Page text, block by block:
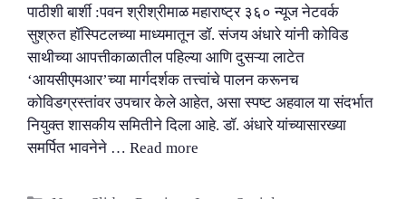
पाठीशी बार्शी :पवन श्रीश्रीमाळ महाराष्ट्र ३६० न्यूज नेटवर्क
सुश्रुत हॉस्पिटलच्या माध्यमातून डॉ. संजय अंधारे यांनी कोविड
साथीच्या आपत्तीकाळातील पहिल्या आणि दुसऱ्या लाटेत
‘आयसीएमआर’च्या मार्गदर्शक तत्त्वांचे पालन करूनच
कोविडग्रस्तांवर उपचार केले आहेत, असा स्पष्ट अहवाल या संदर्भात
नियुक्त शासकीय समितीने दिला आहे. डॉ. अंधारे यांच्यासारख्या
समर्पित भावनेने … Read more